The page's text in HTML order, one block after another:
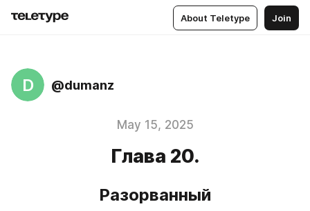
About Teletype Join
D @dumanz
May 15, 2025
Глава 20.
Разорванный